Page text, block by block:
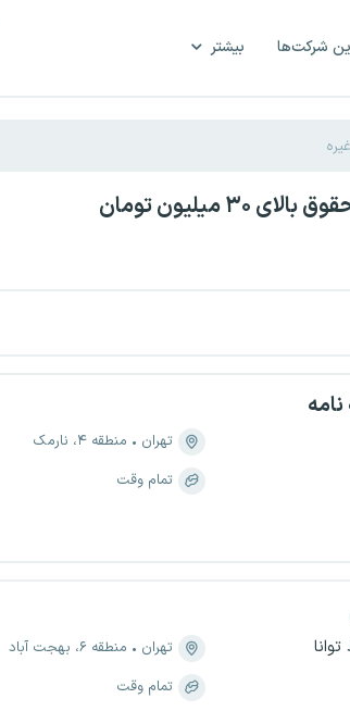
شرکت‌ها بیشتر
میلیون تومان
تهران
منطقه ۴، نارمک
تمام وقت
تهران
منطقه ۶، بهجت آباد
تمام وقت